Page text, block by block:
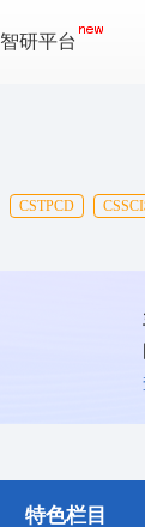
智研平台
CSTPCD
特色栏目